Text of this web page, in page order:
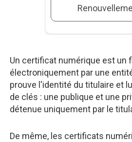
Un certificat numérique est un
électroniquement par une
prouve l'identité du titulaire et
de clés : une publique et une
détenue uniquement par le
De même, les certificats